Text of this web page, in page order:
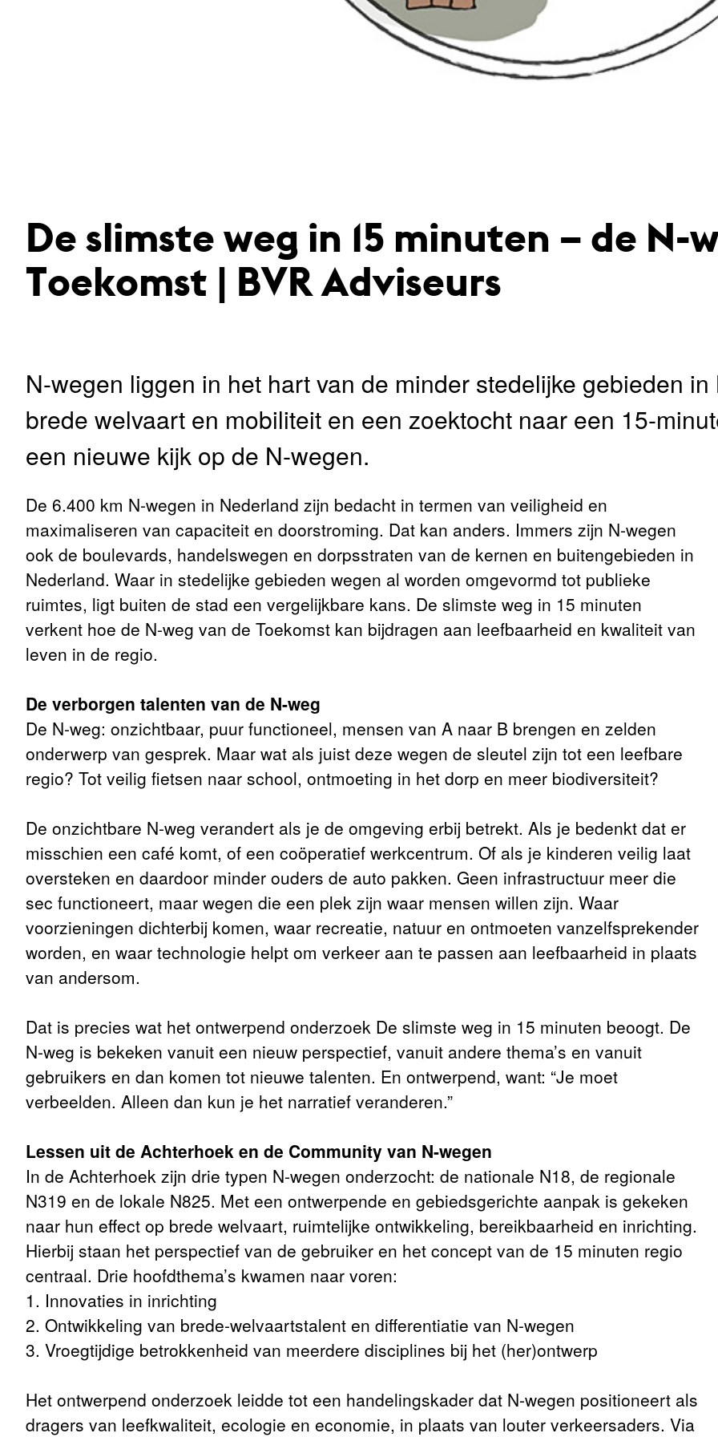
De slimste weg in 15 minuten – de N-
Toekomst | BVR Adviseurs
N-wegen liggen in het hart van de minder stedelijke gebieden
brede welvaart en mobiliteit en een zoektocht naar een 15-
een nieuwe kijk op de N-wegen.
De 6.400 km N-wegen in Nederland zijn bedacht in termen van veiligheid en
maximaliseren van capaciteit en doorstroming. Dat kan anders. Immers zijn N-wegen
ook de boulevards, handelswegen en dorpsstraten van de kernen en buitengebieden in
Nederland. Waar in stedelijke gebieden wegen al worden omgevormd tot publieke
ruimtes, ligt buiten de stad een vergelijkbare kans. De slimste weg in 15 minuten
verkent hoe de N-weg van de Toekomst kan bijdragen aan leefbaarheid en kwaliteit van
leven in de regio.
De verborgen talenten van de N-weg
De N-weg: onzichtbaar, puur functioneel, mensen van A naar B brengen en zelden
onderwerp van gesprek. Maar wat als juist deze wegen de sleutel zijn tot een leefbare
regio? Tot veilig fietsen naar school, ontmoeting in het dorp en meer biodiversiteit?
De onzichtbare N-weg verandert als je de omgeving erbij betrekt. Als je bedenkt dat er
misschien een café komt, of een coöperatief werkcentrum. Of als je kinderen veilig laat
oversteken en daardoor minder ouders de auto pakken. Geen infrastructuur meer die
sec functioneert, maar wegen die een plek zijn waar mensen willen zijn. Waar
voorzieningen dichterbij komen, waar recreatie, natuur en ontmoeten vanzelfsprekender
worden, en waar technologie helpt om verkeer aan te passen aan leefbaarheid in plaats
van andersom.
Dat is precies wat het ontwerpend onderzoek De slimste weg in 15 minuten beoogt. De
N-weg is bekeken vanuit een nieuw perspectief, vanuit andere thema’s en vanuit
gebruikers en dan komen tot nieuwe talenten. En ontwerpend, want: “Je moet
verbeelden. Alleen dan kun je het narratief veranderen.”
Lessen uit de Achterhoek en de Community van N-wegen
In de Achterhoek zijn drie typen N-wegen onderzocht: de nationale N18, de regionale
N319 en de lokale N825. Met een ontwerpende en gebiedsgerichte aanpak is gekeken
naar hun effect op brede welvaart, ruimtelijke ontwikkeling, bereikbaarheid en inrichting.
Hierbij staan het perspectief van de gebruiker en het concept van de 15 minuten regio
centraal. Drie hoofdthema’s kwamen naar voren:
1. Innovaties in inrichting
2. Ontwikkeling van brede-welvaartstalent en differentiatie van N-wegen
3. Vroegtijdige betrokkenheid van meerdere disciplines bij het (her)ontwerp
Het ontwerpend onderzoek leidde tot een handelingskader dat N-wegen positioneert als
dragers van leefkwaliteit, ecologie en economie, in plaats van louter verkeersaders. Via